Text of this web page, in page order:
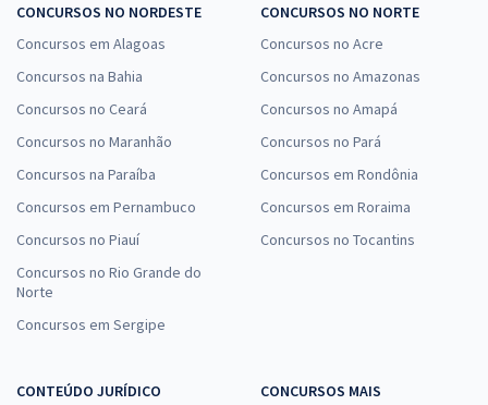
CONCURSOS NO NORDESTE
Concursos em Alagoas
Concursos na Bahia
Concursos no Ceará
Concursos no Maranhão
Concursos na Paraíba
Concursos em Pernambuco
Concursos no Piauí
Concursos no Rio Grande do
Norte
Concursos em Sergipe
CONCURSOS NO NORTE
Concursos no Acre
Concursos no Amazonas
Concursos no Amapá
Concursos no Pará
Concursos em Rondônia
Concursos em Roraima
Concursos no Tocantins
CONTEÚDO JURÍDICO
CONCURSOS MAIS